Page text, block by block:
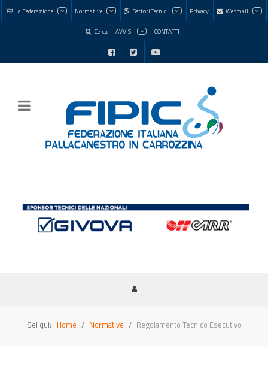
La Federazione Normative Settori Tecnici Privacy Webmail
Cerca AVVISI CONTATTI
Sei qui: Home Normative Regolamento Tecnico Esecutivo